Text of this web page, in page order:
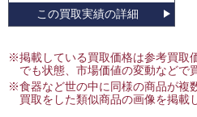
この買取実績の詳細
※掲載している買取価格は参考買取
でも状態、市場価値の変動などで
※食器など世の中に同様の商品が複
買取をした類似商品の画像を掲載